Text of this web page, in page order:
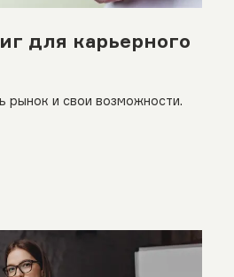
для карьерного
рынок и свои возможности.